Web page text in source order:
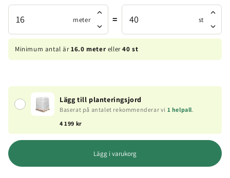
meter = st
Minimum antal är16.0 meter eller40 st
Lägg till planteringsjord
Baserat på antalet rekommenderar vi 1 helpall.
4 199 kr
Lägg i varukorg